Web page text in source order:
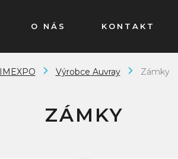
O NÁS KONTAKT
IMEXPO Výrobce Auvray Zámky
ZÁMKY